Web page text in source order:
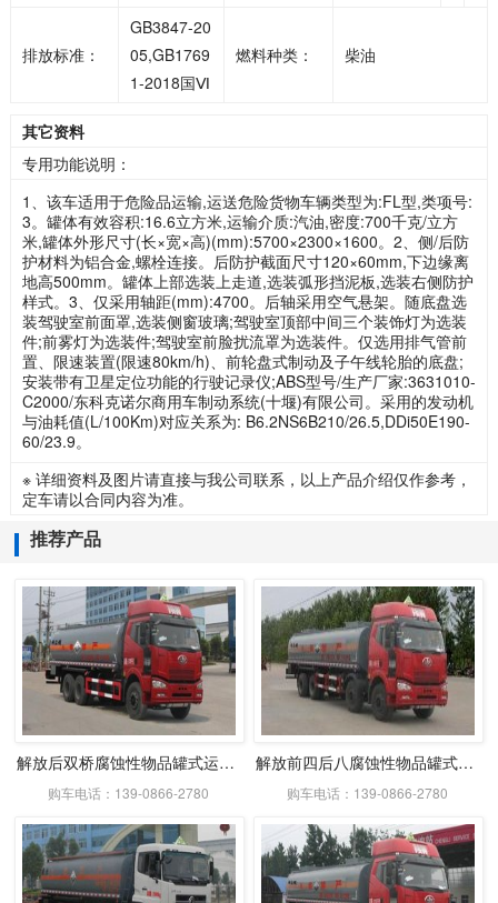
排放标准：
GB3847-20
05,GB1769
1-2018国Ⅵ
燃料种类： 柴油
其它资料
专用功能说明：
1、该车适用于危险品运输,运送危险货物车辆类型为:FL型,类项号:
3。罐体有效容积:16.6立方米,运输介质:汽油,密度:700千克/立方
米,罐体外形尺寸(长×宽×高)(mm):5700×2300×1600。2、侧/后防
护材料为铝合金,螺栓连接。后防护截面尺寸120×60mm,下边缘离
地高500mm。罐体上部选装上走道,选装弧形挡泥板,选装右侧防护
样式。3、仅采用轴距(mm):4700。后轴采用空气悬架。随底盘选
装驾驶室前面罩,选装侧窗玻璃;驾驶室顶部中间三个装饰灯为选装
件;前雾灯为选装件;驾驶室前脸扰流罩为选装件。仅选用排气管前
置、限速装置(限速80km/h)、前轮盘式制动及子午线轮胎的底盘;
安装带有卫星定位功能的行驶记录仪;ABS型号/生产厂家:3631010-
C2000/东科克诺尔商用车制动系统(十堰)有限公司。采用的发动机
与油耗值(L/100Km)对应关系为: B6.2NS6B210/26.5,DDi50E190-
60/23.9。
※ 详细资料及图片请直接与我公司联系，以上产品介绍仅作参考，
定车请以合同内容为准。
推荐产品
解放后双桥腐蚀性物品罐式运输车
购车电话：139-0866-2780
解放前四后八腐蚀性物品罐式运输车
购车电话：139-0866-2780